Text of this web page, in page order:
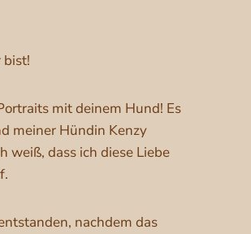
bist!
mit deinem Hund! Es
meiner Hündin Kenzy
weiß, dass ich diese Liebe
nachdem das